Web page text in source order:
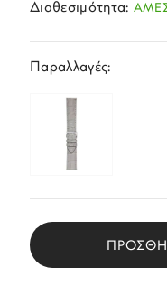
Διαθεσιμότητα:
Παραλλαγές: